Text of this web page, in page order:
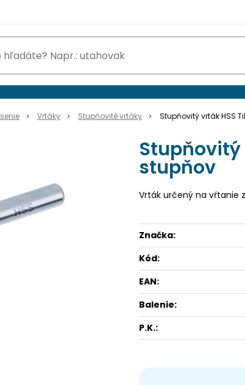
Vrtáky Stupňovité vrtáky Stupňovitý vrták HSS
Stupňovitý
stupňov
Vrták určený na vŕtanie
Značka:
Kód:
EAN:
Balenie:
P.K.: